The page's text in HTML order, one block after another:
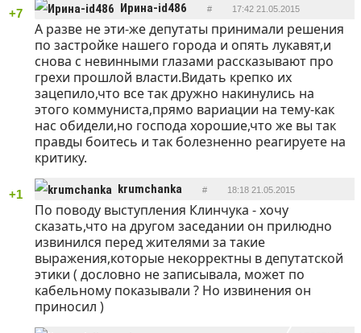
+7 Ирина-id486 # 17:42 21.05.2015
ОТВЕТИТЬ
А разве не эти-же депутаты принимали решения
по застройке нашего города и опять лукавят,и
снова с невинными глазами рассказывают про
грехи прошлой власти.Видать крепко их
зацепило,что все так дружно накинулись на
этого коммуниста,прямо вариации на тему-как
нас обидели,но господа хорошие,что же вы так
правды боитесь и так болезненно реагируете на
критику.
+1 krumchanka # 18:18 21.05.2015
По поводу выступления Клинчука - хочу
сказать,что на другом заседании он прилюдно
извинился перед жителями за такие
выражения,которые некорректны в депутатской
этики ( дословно не записывала, может по
кабельному показывали ? Но извинения он
приносил )